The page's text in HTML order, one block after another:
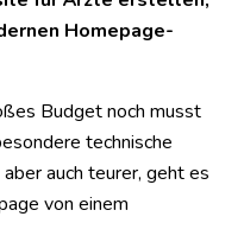
Homepage-
Budget noch musst
technische
auch teurer, geht es
von einem